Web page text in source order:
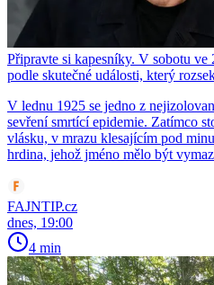
Připravte si kapesníky. V sobotu
podle skutečné události, který
V lednu 1925 se jedno z
sevření smrtící epidemie. Zatímco
vlásku, v mrazu klesajícím pod
hrdina, jehož jméno mělo být
FAJNTIP.cz
dnes, 19:00
4 min